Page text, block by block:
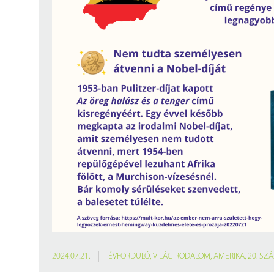
2024.07.21. ÉVFORDULÓ, VILÁGIRODALOM, AMERIKA, 20.